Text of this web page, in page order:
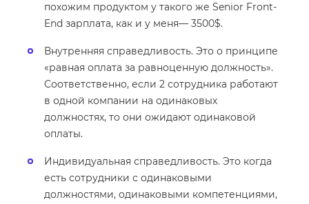
похожим продуктом у такого же Senior Front-
End зарплата, как и у меня— 3500$.
Внутренняя справедливость. Это о принципе
«равная оплата за равноценную должность».
Соответственно, если 2 сотрудника работают
в одной компании на одинаковых
должностях, то они ожидают одинаковой
оплаты.
Индивидуальная справедливость. Это когда
есть сотрудники с одинаковыми
должностями, одинаковыми компетенциями,